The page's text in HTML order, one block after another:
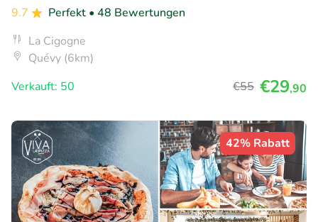
9.7
Perfekt • 48 Bewertungen
La Cigogne
Quévy (6km)
Verkauft: 50
€55 €29,90
42% Rabatt